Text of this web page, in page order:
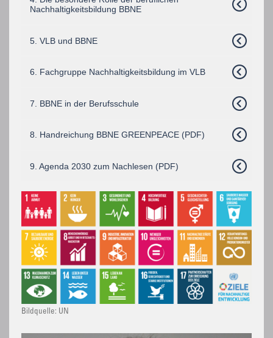
Nachhaltigkeitsbildung BBNE
5. VLB und BBNE
6. Fachgruppe Nachhaltigkeitsbildung im VLB
7. BBNE in der Berufsschule
8. Handreichung BBNE GREENPEACE (PDF)
9. Agenda 2030 zum Nachlesen (PDF)
Bildquelle: UN